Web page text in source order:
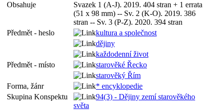
Obsahuje
Svazek 1 (A-J). 2019. 404 stran + 1 errata
(51 x 98 mm) -- Sv. 2 (K-O). 2019. 386
stran -- Sv. 3 (P-Z). 2020. 394 stran
Předmět - heslo
kultura a společnost
dějiny
každodenní život
Předmět - místo
starověké Řecko
starověký Řím
Forma, žánr
* encyklopedie
Skupina Konspektu
94(3) - Dějiny zemí starověkého
světa